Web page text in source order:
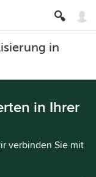
in
in Ihrer
verbinden Sie mit